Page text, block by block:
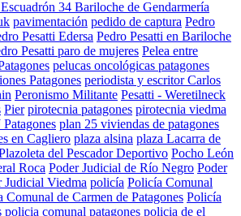
34 Bariloche de Gendarmería
pavimentación pedido de captura Pedro
Pesatti Edersa Pedro Pesatti en Bariloche
Pesatti paro de mujeres Pelea entre
pelucas oncológicas patagones
Patagones periodista y escritor Carlos
Peronismo Militante Pesatti - Weretilneck
Pier pirotecnia patagones pirotecnia viedma
Patagones plan 25 viviendas de patagones
en Cagliero plaza alsina plaza Lacarra de
del Pescador Deportivo Pocho León
Roca Poder Judicial de Río Negro Poder
Judicial Viedma policía Policía Comunal
Comunal de Carmen de Patagones Policía
policia comunal patagones policia de el